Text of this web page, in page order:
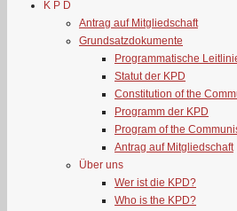
K P D
Antrag auf Mitgliedschaft
Grundsatzdokumente
Programmatische
Statut der KPD
Constitution of the
Programm der KPD
Program of the
Antrag auf Mitgliedschaft
Über uns
Wer ist die KPD?
Who is the KPD?